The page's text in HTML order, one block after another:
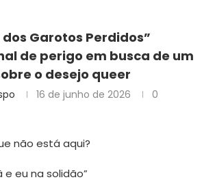
Garotos Perdidos”
de perigo em busca de um
o desejo queer
16 de junho de 2026
0
não está aqui?
e eu na solidão”